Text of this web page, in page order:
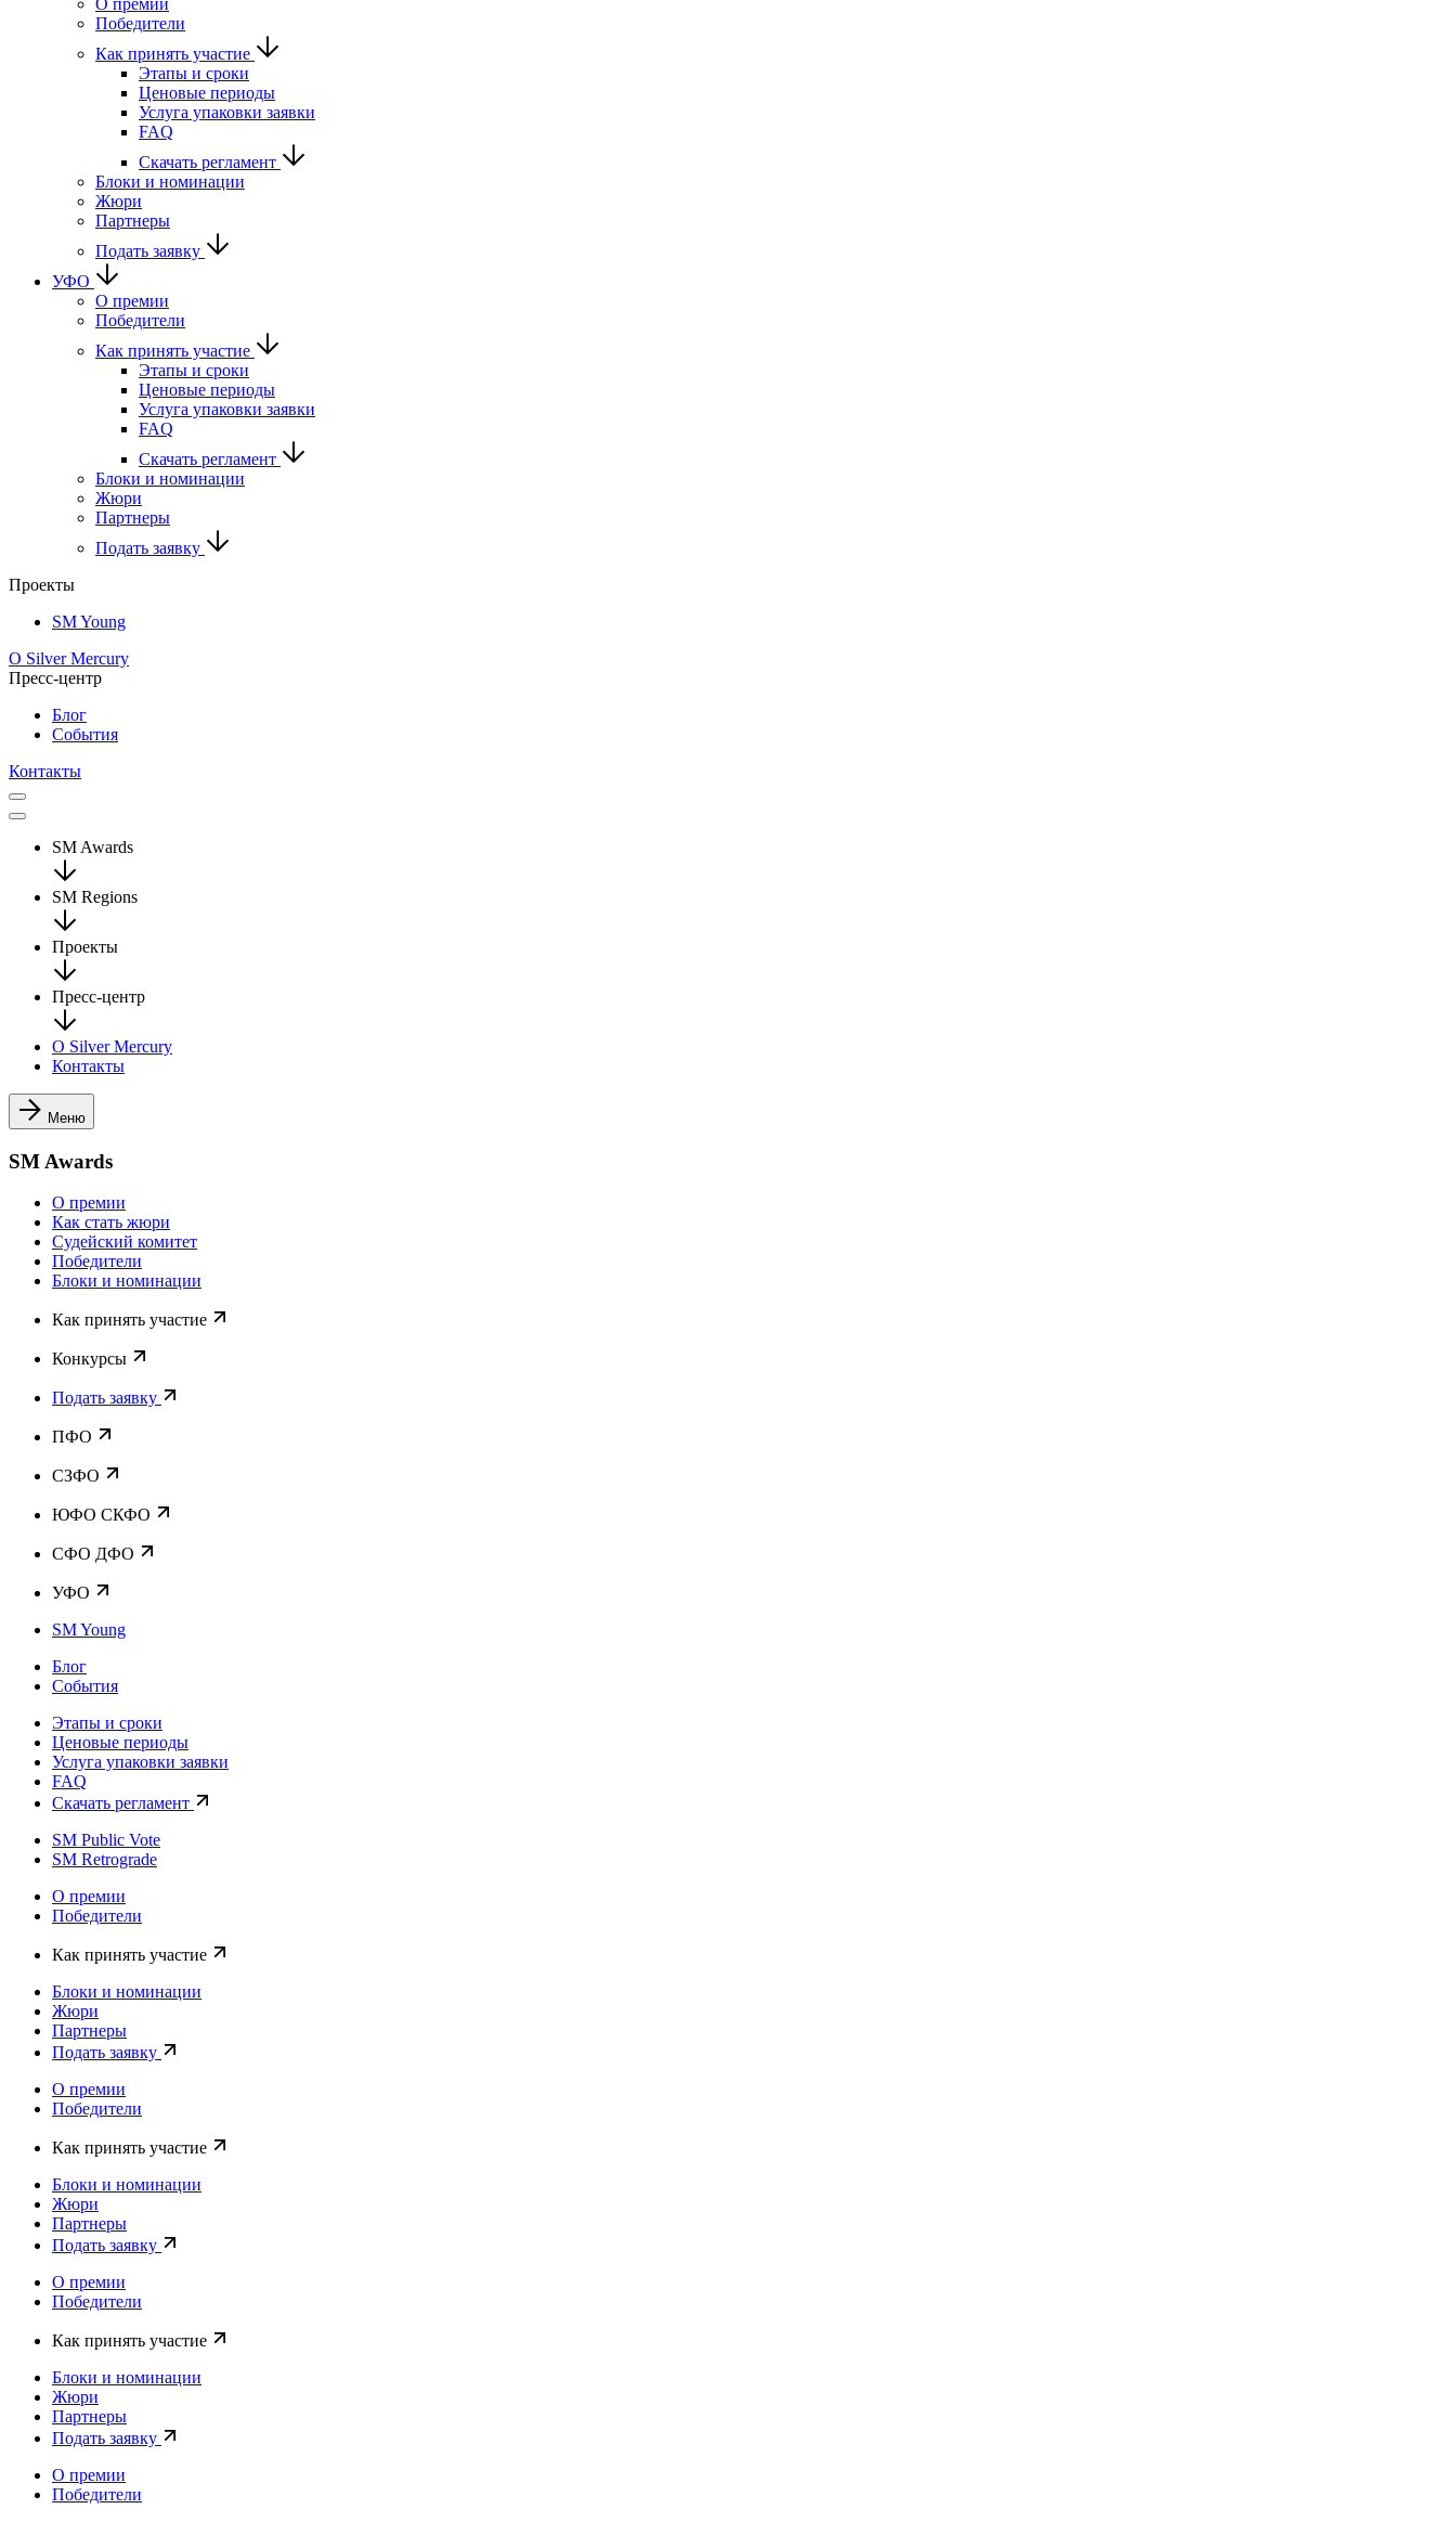
О премии
Победители
Как принять участие
Этапы и сроки
Ценовые периоды
Услуга упаковки заявки
FAQ
Скачать регламент
Блоки и номинации
Жюри
Партнеры
Подать заявку
УФО
О премии
Победители
Как принять участие
Этапы и сроки
Ценовые периоды
Услуга упаковки заявки
FAQ
Скачать регламент
Блоки и номинации
Жюри
Партнеры
Подать заявку
Проекты
SM Young
О Silver Mercury
Пресс-центр
Блог
События
Контакты
SM Awards
SM Regions
Проекты
Пресс-центр
О Silver Mercury
Контакты
Меню
SM Awards
О премии
Как стать жюри
Судейский комитет
Победители
Блоки и номинации
Как принять участие
Конкурсы
Подать заявку
ПФО
СЗФО
ЮФО СКФО
CФО ДФО
УФО
SM Young
Блог
События
Этапы и сроки
Ценовые периоды
Услуга упаковки заявки
FAQ
Скачать регламент
SM Public Vote
SM Retrograde
О премии
Победители
Как принять участие
Блоки и номинации
Жюри
Партнеры
Подать заявку
О премии
Победители
Как принять участие
Блоки и номинации
Жюри
Партнеры
Подать заявку
О премии
Победители
Как принять участие
Блоки и номинации
Жюри
Партнеры
Подать заявку
О премии
Победители